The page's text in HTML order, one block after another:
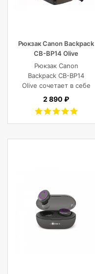
Рюкзак Canon Backpack
CB-BP14 Olive
Рюкзак Canon
Backpack CB-BP14
Olive сочетает в себе
винтажный стиль,
современный
комфорт, и защиту
2 890 ₽